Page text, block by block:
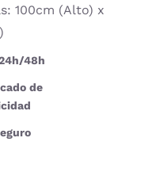
100cm (Alto) x
48h
de